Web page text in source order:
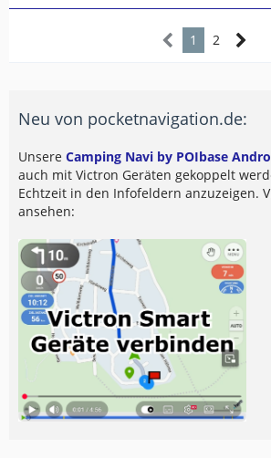
1 2
Neu von pocketnavigation.de:
Unsere Camping Navi by POIbase
auch mit Victron Geräten gekoppelt
Echtzeit in den Infofeldern anzuzeigen.
ansehen: